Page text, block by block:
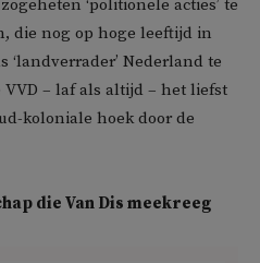
‘politionele acties’ te
die nog op hoge leeftijd in
‘landverrader’ Nederland te
– laf als altijd – het liefst
koloniale hoek door de
die Van Dis meekreeg